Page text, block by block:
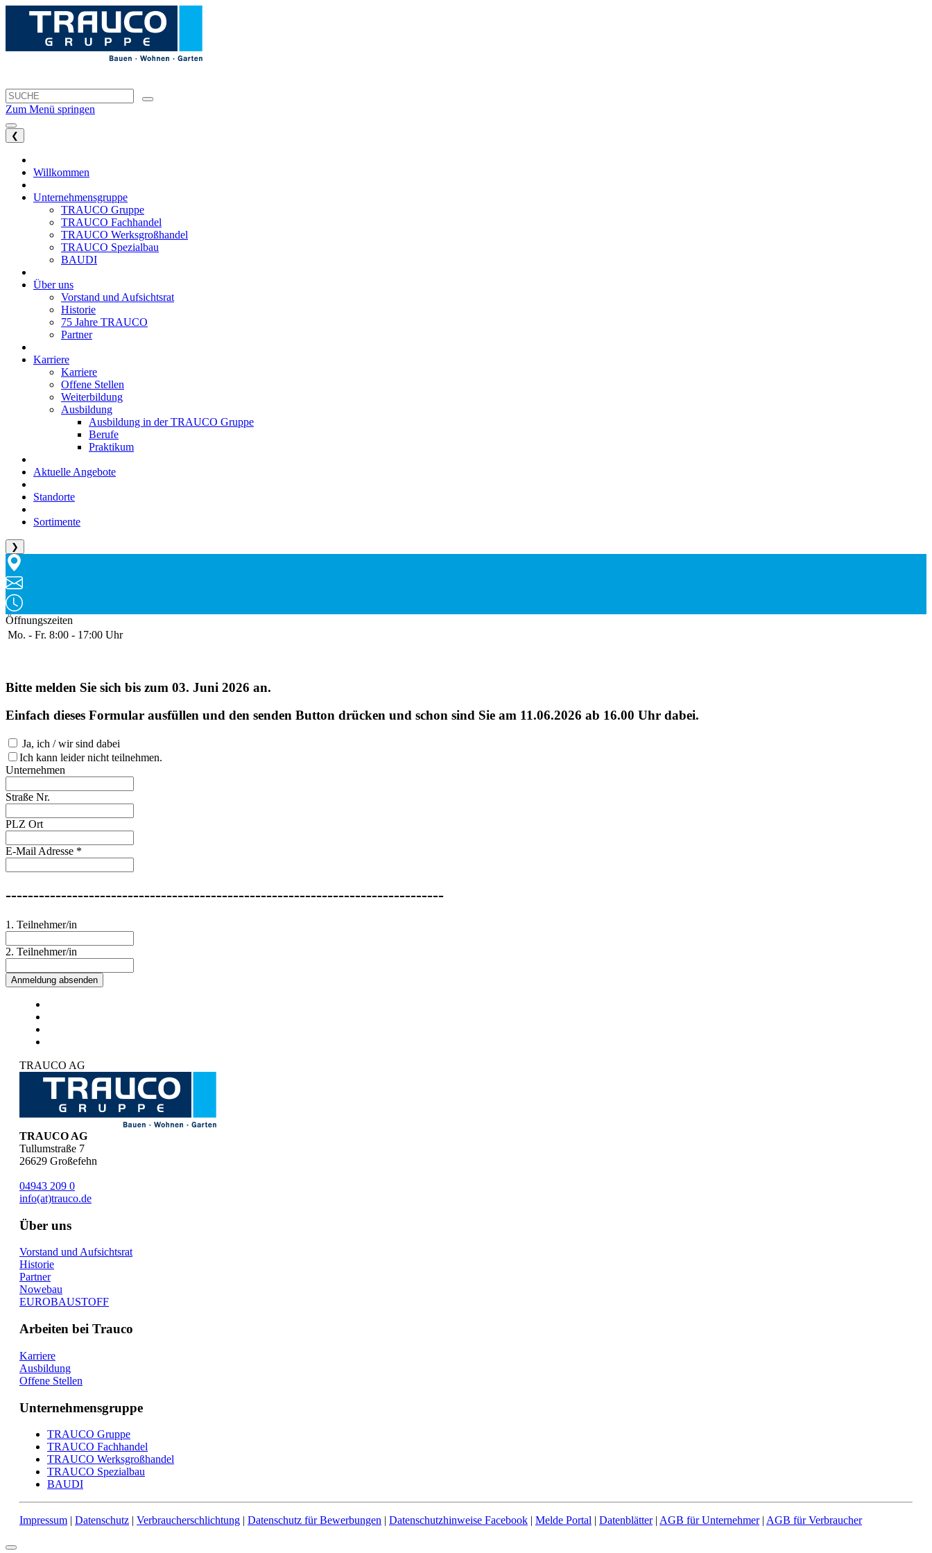
Zum Menü springen
❮
Willkommen
Unternehmensgruppe
TRAUCO Gruppe
TRAUCO Fachhandel
TRAUCO Werksgroßhandel
TRAUCO Spezialbau
BAUDI
Über uns
Vorstand und Aufsichtsrat
Historie
75 Jahre TRAUCO
Partner
Karriere
Karriere
Offene Stellen
Weiterbildung
Ausbildung
Ausbildung in der TRAUCO Gruppe
Berufe
Praktikum
Aktuelle Angebote
Standorte
Sortimente
❯
Öffnungszeiten
Mo. - Fr. 8:00 - 17:00 Uhr
Bitte melden Sie sich bis zum 03. Juni 2026 an.
Einfach dieses Formular ausfüllen und den senden Button drücken und schon sind Sie am 11.06.2026 ab 16.00 Uhr dabei.
Ja, ich / wir sind dabei
Ich kann leider nicht teilnehmen.
Unternehmen
Straße Nr.
PLZ Ort
E-Mail Adresse *
-------------------------------------------------------------------------------
1. Teilnehmer/in
2. Teilnehmer/in
Anmeldung absenden
TRAUCO AG
TRAUCO AG
Tullumstraße 7
26629 Großefehn
04943 209 0
info(at)trauco.de
Über uns
Vorstand und Aufsichtsrat
Historie
Partner
Nowebau
EUROBAUSTOFF
Arbeiten bei Trauco
Karriere
Ausbildung
Offene Stellen
Unternehmensgruppe
TRAUCO Gruppe
TRAUCO Fachhandel
TRAUCO Werksgroßhandel
TRAUCO Spezialbau
BAUDI
Impressum | Datenschutz | Verbraucherschlichtung | Datenschutz für Bewerbungen | Datenschutzhinweise Facebook | Melde Portal | Datenblätter| AGB für Unternehmer| AGB für Verbraucher